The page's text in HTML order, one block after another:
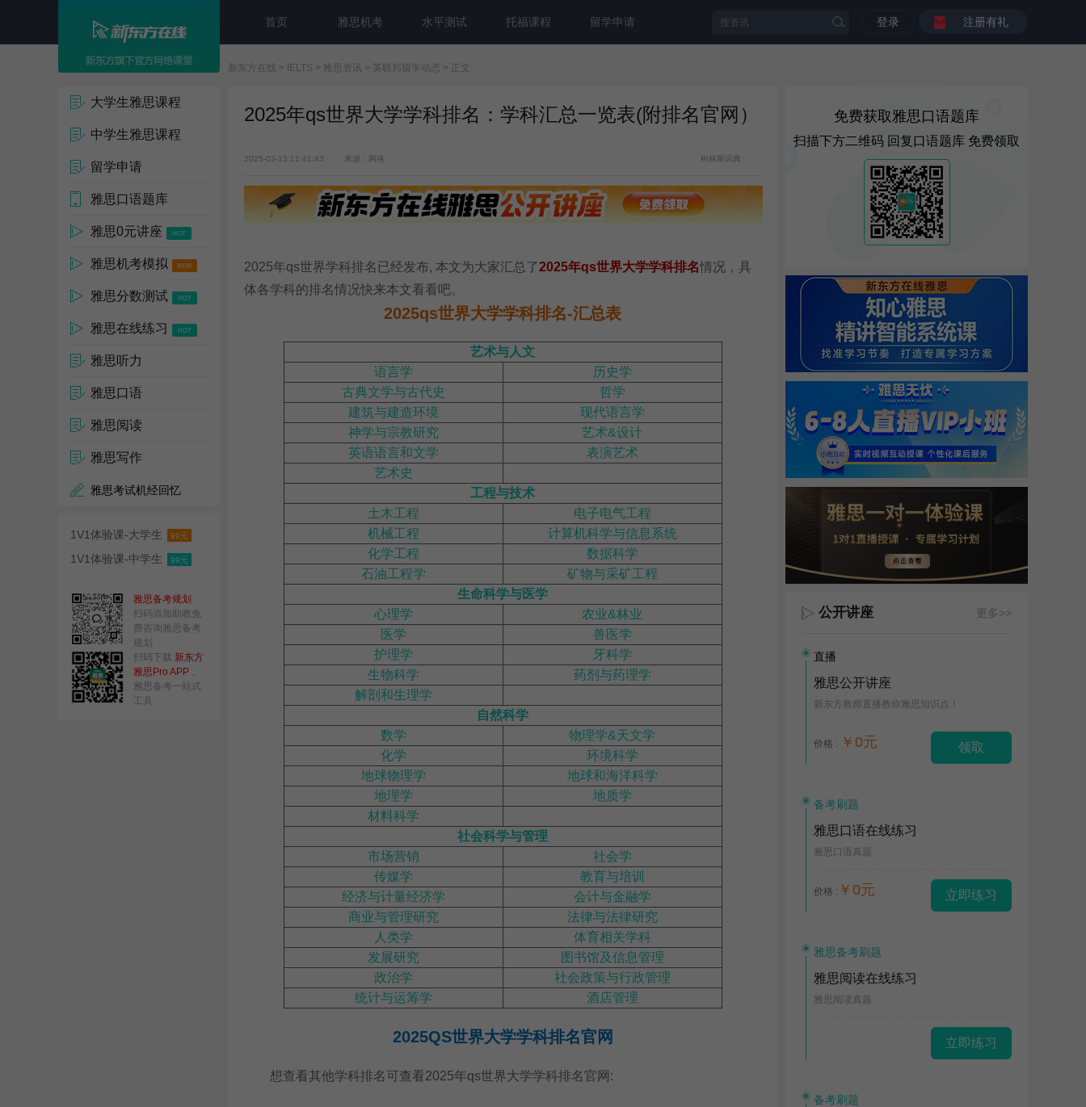
首页 雅思机考 水平测试 托福课程 留学申请 登录 注册有礼
新东方在线 > IELTS > 雅思资讯 > 英联邦留学动态 > 正文
大学生雅思课程
中学生雅思课程
留学申请
雅思口语题库
雅思0元讲座 HOT
雅思机考模拟 NEW
雅思分数测试 HOT
雅思在线练习 HOT
雅思听力
雅思口语
雅思阅读
雅思写作
雅思考试机经回忆
1V1体验课-大学生 99元
1V1体验课-中学生 99元
雅思备考规划
扫码添加助教免
费咨询雅思备考
规划
扫码下载 新东方
雅思Pro APP ，
雅思备考一站式
工具
2025年qs世界大学学科排名：学科汇总一览表(附排名官网）
2025-03-13 11:41:43 来源：网络 柯林斯词典
2025年qs世界学科排名已经发布, 本文为大家汇总了2025年qs世界大学学科排名情况，具
体各学科的排名情况快来本文看看吧。
2025qs世界大学学科排名-汇总表
艺术与人文
语言学
历史学
古典文学与古代史
哲学
建筑与建造环境
现代语言学
神学与宗教研究
艺术&设计
英语语言和文学
表演艺术
艺术史
工程与技术
土木工程
电子电气工程
机械工程
计算机科学与信息系统
化学工程
数据科学
石油工程学
矿物与采矿工程
生命科学与医学
心理学
农业&林业
医学
兽医学
护理学
牙科学
生物科学
药剂与药理学
解剖和生理学
自然科学
数学
物理学&天文学
化学
环境科学
地球物理学
地球和海洋科学
地理学
地质学
材料科学
社会科学与管理
市场营销
社会学
传媒学
教育与培训
经济与计量经济学
会计与金融学
商业与管理研究
法律与法律研究
人类学
体育相关学科
发展研究
图书馆及信息管理
政治学
社会政策与行政管理
统计与运筹学
酒店管理
2025QS世界大学学科排名官网
想查看其他学科排名可查看2025年qs世界大学学科排名官网:
免费获取雅思口语题库
扫描下方二维码 回复口语题库 免费领取
公开讲座 更多>>
直播
雅思公开讲座
新东方教师直播教你雅思知识点！
价格 : ￥0元 领取
备考刷题
雅思口语在线练习
雅思口语真题
价格 : ￥0元 立即练习
雅思备考刷题
雅思阅读在线练习
雅思阅读真题
立即练习
备考刷题